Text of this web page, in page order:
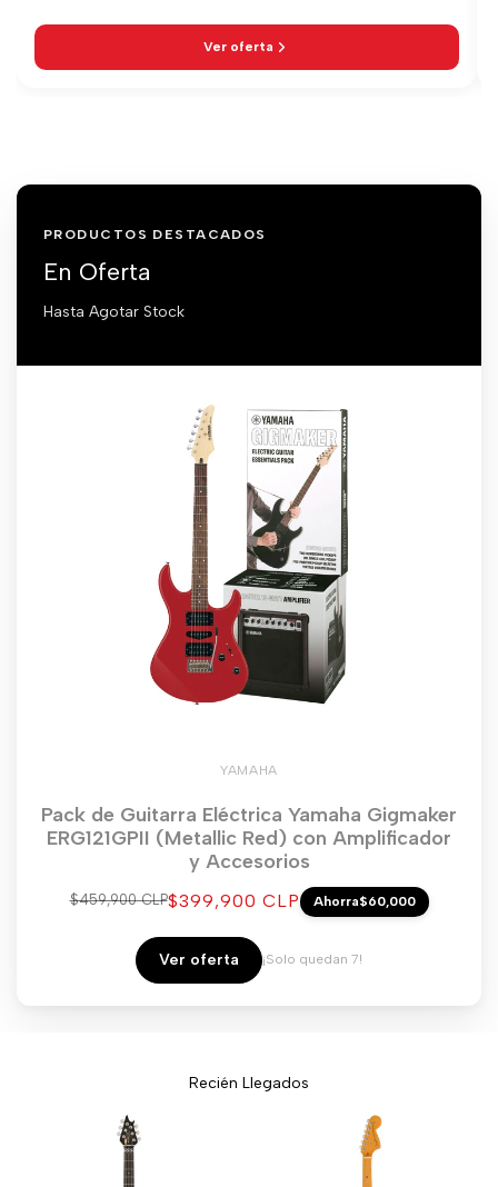
Ver oferta
PRODUCTOS DESTACADOS
En Oferta
Hasta Agotar Stock
YAMAHA
Pack de Guitarra Eléctrica Yamaha Gigmaker
ERG121GPII (Metallic Red) con Amplificador
y Accesorios
Precio
$459,900 CLPPrecio
venta
$399,900 CLP Ahorra$60,000
Ver oferta ¡Solo quedan 7!
Recién Llegados